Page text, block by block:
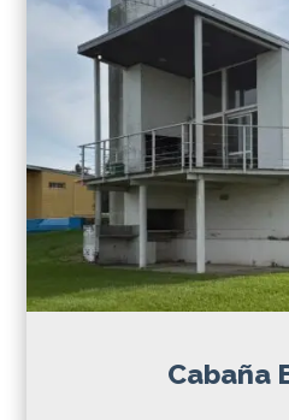
Cabaña